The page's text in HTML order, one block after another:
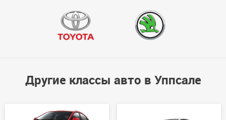
Другие классы авто в Уппсале